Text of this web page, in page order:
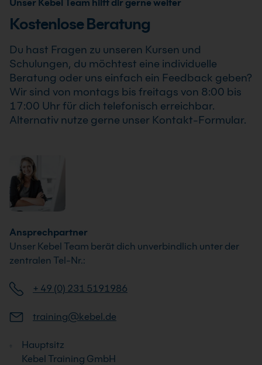
strukturierter. Outlook ist ein zentraler Baustein im MS
Office 365- und Microsoft 365 Umfeld.
Unser Kebel Team hilft dir gerne weiter
Kostenlose Beratung
Du hast Fragen zu unseren Kursen und
Schulungen, du möchtest eine individuelle
Beratung oder uns einfach ein Feedback geben?
Wir sind von montags bis freitags von 8:00 bis
17:00 Uhr für dich telefonisch erreichbar.
Alternativ nutze gerne unser Kontakt-Formular.
Ansprechpartner
Unser Kebel Team berät dich unverbindlich unter der
zentralen Tel-Nr.:
+ 49 (0) 231 5191986
training@kebel.de
Hauptsitz
Kebel Training GmbH